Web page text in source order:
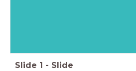
Slide 1 - Slide